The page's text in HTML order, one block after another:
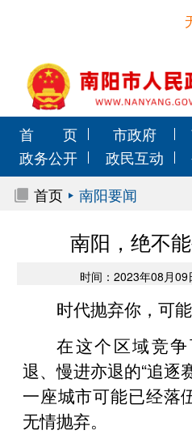
首 页 市政府
政务公开
政民互动
首页
南阳要闻
南阳，绝不
时间：2023年08月
时代抛弃你，可
在这个区域竞
退、慢进亦退的“追逐
一座城市可能已经落
无情抛弃。